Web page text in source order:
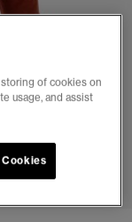
6
of cookies on
usage, and assist